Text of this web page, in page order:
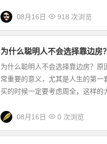
08月16日 918 次浏览
为什么聪明人不会选择靠边房
为什么聪明人不会选择靠边房？
常重要的意义，尤其是人生的第
买的时候一定要考虑周全，这样的
08月16日 0 次浏览